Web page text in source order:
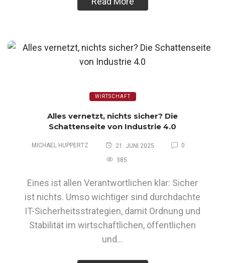
WIRTSCHAFT
Alles vernetzt, nichts sicher? Die
Schattenseite von Industrie 4.0
MICHAEL HUPPERTZ 21. JUNI 2025 0
385
Eines ist allen Verantwortlichen klar: Sicher
ist nichts. Umso wichtiger sind durchdachte
IT-Sicherheitsstrategien, damit Ordnung und
Stabilität im wirtschaftlichen, öffentlichen
und…